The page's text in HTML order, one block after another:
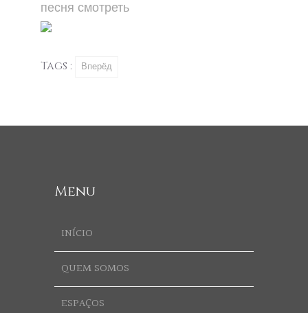
песня смотреть
Tags : Вперёд
Menu
INÍCIO
QUEM SOMOS
ESPAÇOS